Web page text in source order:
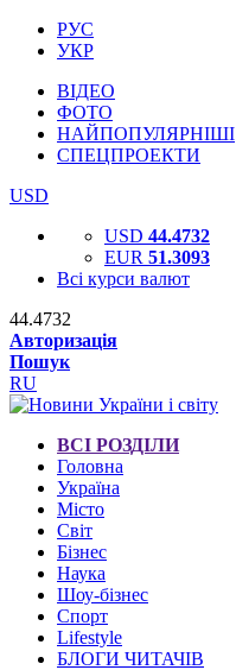
РУС
УКР
ВІДЕО
ФОТО
НАЙПОПУЛЯРНІШІ
СПЕЦПРОЕКТИ
USD
USD 44.4732
EUR 51.3093
Всі курси валют
44.4732
Авторизація
Пошук
RU
ВСІ РОЗДІЛИ
Головна
Україна
Місто
Світ
Бізнес
Наука
Шоу-бізнес
Спорт
Lifestyle
БЛОГИ ЧИТАЧІВ